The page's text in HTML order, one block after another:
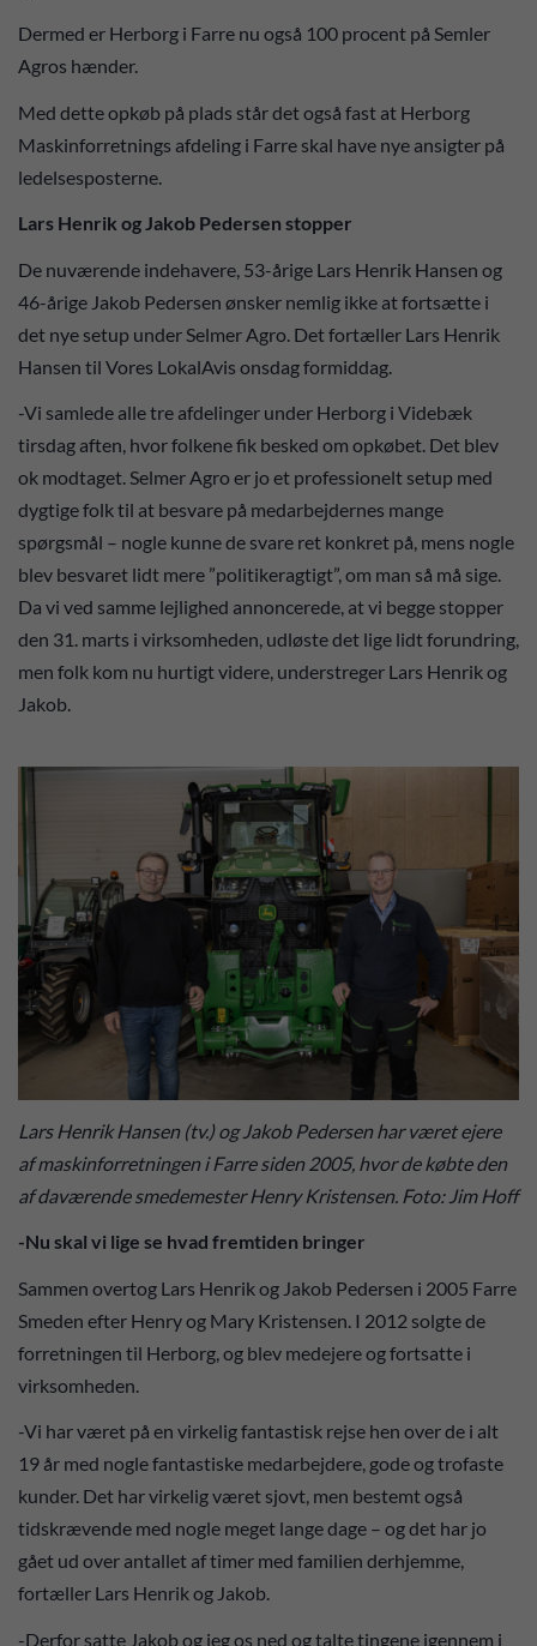
Dermed er Herborg i Farre nu også 100 procent på Semler
Agros hænder.
Med dette opkøb på plads står det også fast at Herborg
Maskinforretnings afdeling i Farre skal have nye ansigter på
ledelsesposterne.
Lars Henrik og Jakob Pedersen stopper
De nuværende indehavere, 53-årige Lars Henrik Hansen og
46-årige Jakob Pedersen ønsker nemlig ikke at fortsætte i
det nye setup under Selmer Agro. Det fortæller Lars Henrik
Hansen til Vores LokalAvis onsdag formiddag.
-Vi samlede alle tre afdelinger under Herborg i Videbæk
tirsdag aften, hvor folkene fik besked om opkøbet. Det blev
ok modtaget. Selmer Agro er jo et professionelt setup med
dygtige folk til at besvare på medarbejdernes mange
spørgsmål – nogle kunne de svare ret konkret på, mens nogle
blev besvaret lidt mere ”politikeragtigt”, om man så må sige.
Da vi ved samme lejlighed annoncerede, at vi begge stopper
den 31. marts i virksomheden, udløste det lige lidt forundring,
men folk kom nu hurtigt videre, understreger Lars Henrik og
Jakob.
Lars Henrik Hansen (tv.) og Jakob Pedersen har været ejere
af maskinforretningen i Farre siden 2005, hvor de købte den
af daværende smedemester Henry Kristensen. Foto: Jim Hoff
-Nu skal vi lige se hvad fremtiden bringer
Sammen overtog Lars Henrik og Jakob Pedersen i 2005 Farre
Smeden efter Henry og Mary Kristensen. I 2012 solgte de
forretningen til Herborg, og blev medejere og fortsatte i
virksomheden.
-Vi har været på en virkelig fantastisk rejse hen over de i alt
19 år med nogle fantastiske medarbejdere, gode og trofaste
kunder. Det har virkelig været sjovt, men bestemt også
tidskrævende med nogle meget lange dage – og det har jo
gået ud over antallet af timer med familien derhjemme,
fortæller Lars Henrik og Jakob.
-Derfor satte Jakob og jeg os ned og talte tingene igennem i